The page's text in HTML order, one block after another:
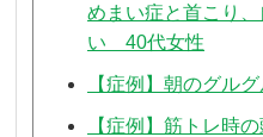
めまい症と首こり
い 40代女性
【症例】朝のグル
【症例】筋トレ時